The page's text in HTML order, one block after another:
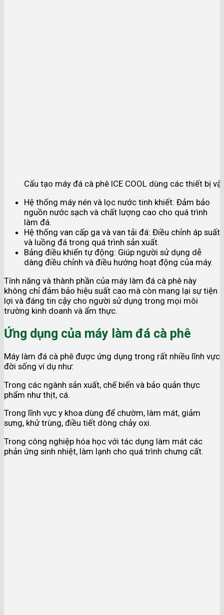
Cấu tạo máy đá cà phê ICE COOL dùng các thiết bị
Hệ thống máy nén và lọc nước tinh khiết: Đảm bảo
nguồn nước sạch và chất lượng cao cho quá trình
làm đá.
Hệ thống van cấp ga và van tải đá: Điều chỉnh áp suất
và luồng đá trong quá trình sản xuất.
Bảng điều khiển tự động: Giúp người sử dụng dễ
dàng điều chỉnh và điều hướng hoạt động của máy.
Tính năng và thành phần của máy làm đá cà phê này
không chỉ đảm bảo hiệu suất cao mà còn mang lại sự tiện
lợi và đáng tin cậy cho người sử dụng trong mọi môi
trường kinh doanh và ẩm thực.
Ứng dụng của máy làm đá cà phê
Máy làm đá cà phê được ứng dụng trong rất nhiều lĩnh vực
đời sống ví dụ như:
Trong các ngành sản xuất, chế biến và bảo quản thực
phẩm như thịt, cá.
Trong lĩnh vực y khoa dùng để chườm, làm mát, giảm
sưng, khử trùng, điều tiết dòng chảy oxi.
Trong công nghiệp hóa học với tác dụng làm mát các
phản ứng sinh nhiệt, làm lạnh cho quá trình chưng cất.